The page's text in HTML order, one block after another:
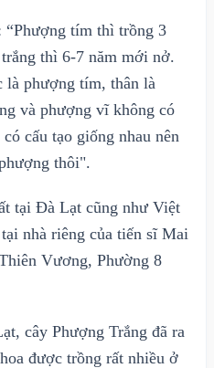
tím thì trồng 3
thì 6-7 năm mới nở.
phượng tím, thân là
và phượng vĩ không có
cấu tạo giống nhau nên
thôi".
tại Đà Lạt cũng như Việt
nhà riêng của tiến sĩ Mai
Vương, Phường 8
cây Phượng Trắng đã ra
được trồng rất nhiều ở